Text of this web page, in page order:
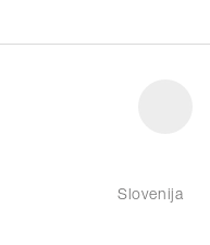
Slovenija